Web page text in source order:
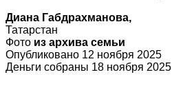
Диана Габдрахманова,
Татарстан
Фото из архива семьи
Опубликовано 12 ноября 2025
Деньги собраны 18 ноября 2025